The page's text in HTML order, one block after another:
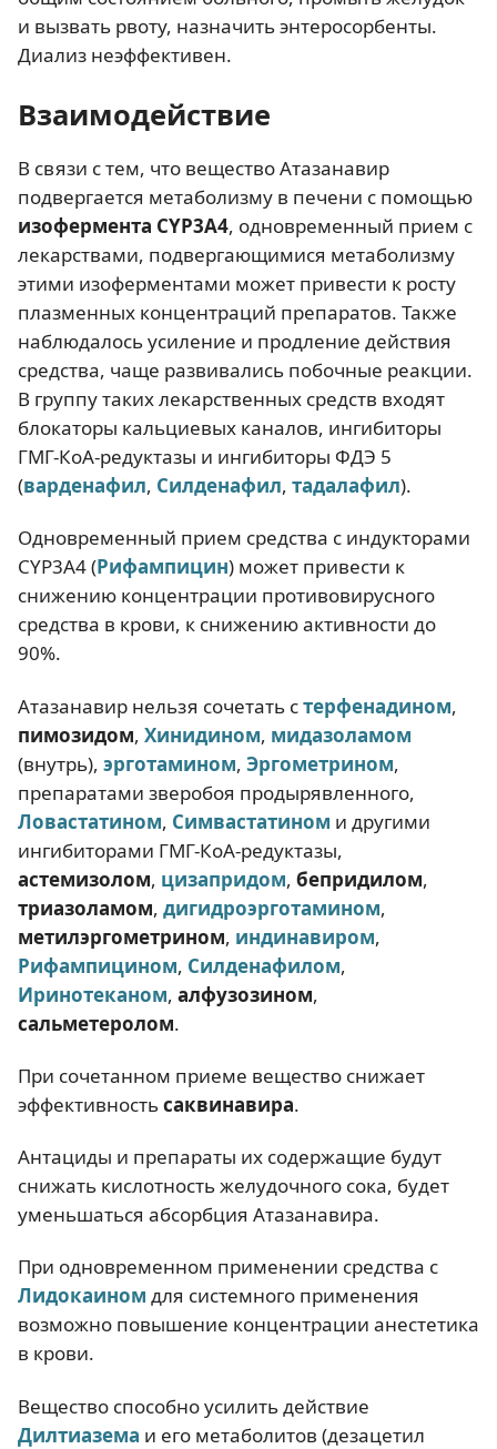
и вызвать рвоту, назначить энтеросорбенты.
Диализ неэффективен.
Взаимодействие
В связи с тем, что вещество Атазанавир
подвергается метаболизму в печени с помощью
изофермента CYP3A4, одновременный прием с
лекарствами, подвергающимися метаболизму
этими изоферментами может привести к росту
плазменных концентраций препаратов. Также
наблюдалось усиление и продление действия
средства, чаще развивались побочные реакции.
В группу таких лекарственных средств входят
блокаторы кальциевых каналов, ингибиторы
ГМГ-КоА-редуктазы и ингибиторы ФДЭ 5
(варденафил, Силденафил, тадалафил).
Одновременный прием средства с индукторами
CYP3A4 (Рифампицин) может привести к
снижению концентрации противовирусного
средства в крови, к снижению активности до
90%.
Атазанавир нельзя сочетать стерфенадином,
пимозидом, Хинидином, мидазоламом
(внутрь), эрготамином, Эргометрином,
препаратами зверобоя продырявленного,
Ловастатином, Симвастатином и другими
ингибиторами ГМГ-КоА-редуктазы,
астемизолом, цизапридом, бепридилом,
триазоламом, дигидроэрготамином,
метилэргометрином, индинавиром,
Рифампицином, Силденафилом,
Иринотеканом, алфузозином,
сальметеролом.
При сочетанном приеме вещество снижает
эффективностьсаквинавира.
Антациды и препараты их содержащие будут
снижать кислотность желудочного сока, будет
уменьшаться абсорбция Атазанавира.
При одновременном применении средства с
Лидокаином для системного применения
возможно повышение концентрации анестетика
в крови.
Вещество способно усилить действие
Дилтиазема и его метаболитов (дезацетил